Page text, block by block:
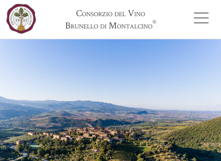
Consorzio del Vino
Brunello di Montalcino®